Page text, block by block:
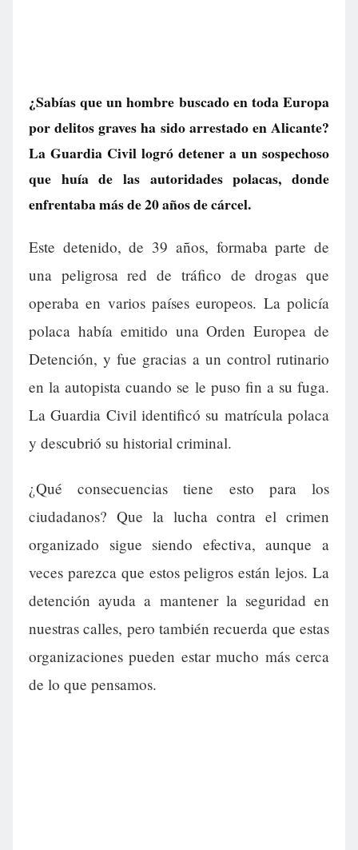
¿Sabías que un hombre buscado en toda Europa
por delitos graves ha sido arrestado en Alicante?
La Guardia Civil logró detener a un sospechoso
que huía de las autoridades polacas, donde
enfrentaba más de 20 años de cárcel.
Este detenido, de 39 años, formaba parte de
una peligrosa red de tráfico de drogas que
operaba en varios países europeos. La policía
polaca había emitido una Orden Europea de
Detención, y fue gracias a un control rutinario
en la autopista cuando se le puso fin a su fuga.
La Guardia Civil identificó su matrícula polaca
y descubrió su historial criminal.
¿Qué consecuencias tiene esto para los
ciudadanos? Que la lucha contra el crimen
organizado sigue siendo efectiva, aunque a
veces parezca que estos peligros están lejos. La
detención ayuda a mantener la seguridad en
nuestras calles, pero también recuerda que estas
organizaciones pueden estar mucho más cerca
de lo que pensamos.